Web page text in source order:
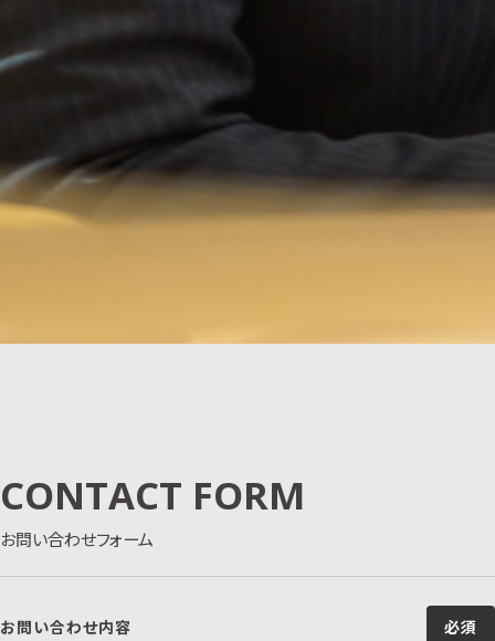
CONTACT FORM
お問い合わせフォーム
お問い合わせ内容 必須